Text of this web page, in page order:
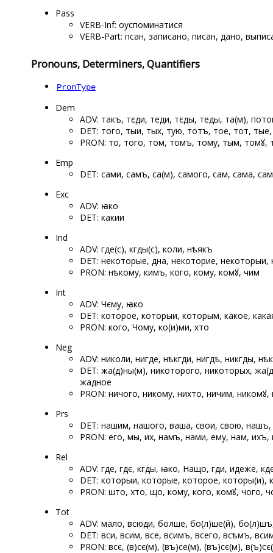
Pass
VERB-Inf: оуспоминатися
VERB-Part: псан, записано, писан, дано,
Pronouns, Determiners, Quantifiers
PronType
Dem
ADV: такъ, тєди, теди, тєды, теды, та(м),
DET: того, тыи, тых, тую, тотъ, тое, тот, тые,
PRON: то, того, том, томъ, тому, тым, томꙋ,
Emp
DET: сами, самъ, са(м), самого, сам, сама,
Exc
ADV: ꙗко
DET: какии
Ind
ADV: где(с), кгды(с), коли, нѣякъ
DET: некоторые, ѡдна, некоторие,
PRON: нѣкому, кимъ, кого, кому, комꙋ, чим
Int
ADV: Чєму, ꙗко
DET: которое, которыи, которым, какое,
PRON: кого, Чому, ко(и)ми, хто
Neg
ADV: николи, нигде, нѣкгди, нигдѣ, никгды,
DET: жа(д)ны(м), никоторого, никоторых,
жадное
PRON: ничого, никому, нихто, ничим,
Prs
DET: нашим, нашого, ваша, свои, свою,
PRON: его, мы, их, намъ, нами, ему, нам, ихъ,
Rel
ADV: где, гдє, кгды, ꙗко, Нащо, гди, идеже,
DET: которыи, которые, которое, которы(и),
PRON: што, хто, що, кому, кого, комꙋ, чого,
Tot
ADV: мало, всюди, болше, бо(л)ше(й),
DET: вси, всим, все, всимъ, всего, всѣмъ,
PRON: всє, (в)сє(м), (въ)се(м), (въ)сє(м),